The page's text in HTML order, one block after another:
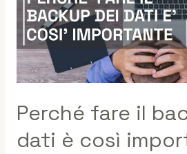
Perché fare il
dati è così